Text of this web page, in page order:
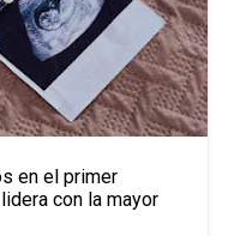
en el primer
con la mayor